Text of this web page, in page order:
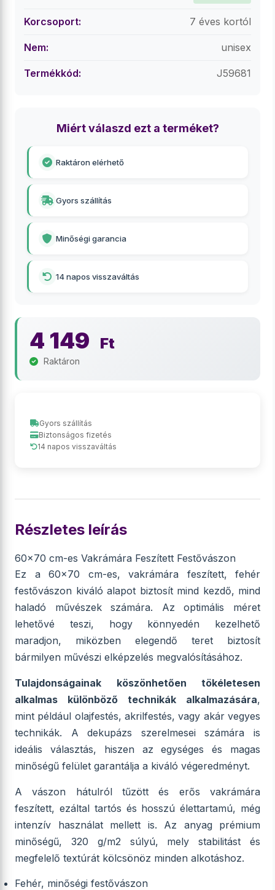
Korcsoport: 7 éves kortól
Nem: unisex
Termékkód: J59681
Miért válaszd ezt a terméket?
Raktáron elérhető
Gyors szállítás
Minőségi garancia
14 napos visszaváltás
4 149 Ft
Raktáron
Gyors szállítás
Biztonságos fizetés
14 napos visszaváltás
Részletes leírás
60x70 cm-es Vakrámára Feszített Festővászon
Ez a 60x70 cm-es, vakrámára feszített, fehér
festővászon kiváló alapot biztosít mind kezdő, mind
haladó művészek számára. Az optimális méret
lehetővé teszi, hogy könnyedén kezelhető
maradjon, miközben elegendő teret biztosít
bármilyen művészi elképzelés megvalósításához.
Tulajdonságainak köszönhetően tökéletesen
alkalmas különböző technikák alkalmazására,
mint például olajfestés, akrilfestés, vagy akár vegyes
technikák. A dekupázs szerelmesei számára is
ideális választás, hiszen az egységes és magas
minőségű felület garantálja a kiváló végeredményt.
A vászon hátulról tűzött és erős vakrámára
feszített, ezáltal tartós és hosszú élettartamú, még
intenzív használat mellett is. Az anyag prémium
minőségű, 320 g/m2 súlyú, mely stabilitást és
megfelelő textúrát kölcsönöz minden alkotáshoz.
Fehér, minőségi festővászon